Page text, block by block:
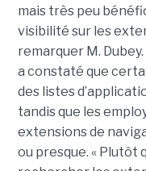
mais très peu
visibilité sur les
remarquer M.
a constaté que
des listes
tandis que les
extensions de
ou presque. « Plutôt